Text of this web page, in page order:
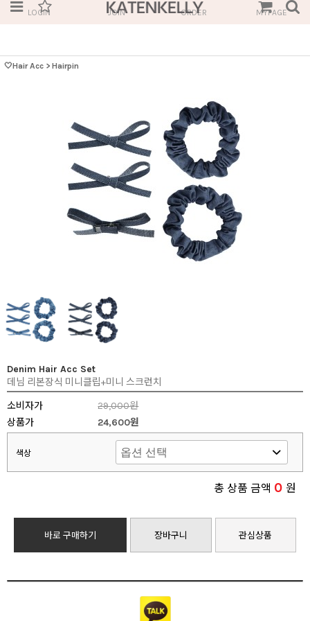
LOGIN JOIN ORDER MYPAGE
🤍Hair Acc > Hairpin
Denim Hair Acc Set
데님 리본장식 미니클립+미니 스크런치
소비자가
29,000원
상품가
24,600원
색상
총 상품 금액 0 원
바로 구매하기 장바구니 관심상품